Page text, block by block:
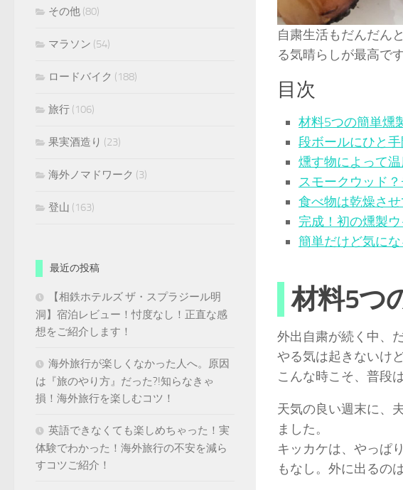
自粛生活もだんだん
る気晴らしが最高です
目次
材料5つの簡単燻
段ボールにひと
燻す物によって
スモークウッド
食べ物は乾燥さ
完成！初の燻製ウ
簡単だけど気にな
材料5つ
外出自粛が続く中、
やる気は起きないけ
こんな時こそ、普段
天気の良い週末に、
ました。
キッカケは、やっぱ
もなし。外に出るの
その他 (80)
マラソン (54)
ロードバイク (188)
旅行 (106)
果実酒造り (23)
海外ノマドワーク (3)
登山 (163)
最近の投稿
【相鉄ホテルズ ザ・スプラジール明
洞】宿泊レビュー！忖度なし！正直な感
想をご紹介します！
海外旅行が楽しくなかった人へ。原因
は『旅のやり方』だった?!知らなきゃ
損！海外旅行を楽しむコツ！
英語できなくても楽しめちゃった！実
体験でわかった！海外旅行の不安を減ら
すコツご紹介！